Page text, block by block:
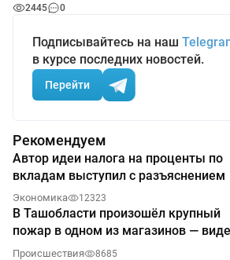
2445 0
Подписывайтесь на наш
в курсе последних новостей.
Перейти
Рекомендуем
Автор идеи налога на проценты по
вкладам выступил с разъяснением
Экономика 12323
В Ташобласти произошёл крупный
пожар в одном из магазинов —
Происшествия 8685